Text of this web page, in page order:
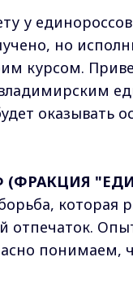
у
но
курсом.
оказывать
(ФРАКЦИЯ
которая
отпечаток.
понимаем,